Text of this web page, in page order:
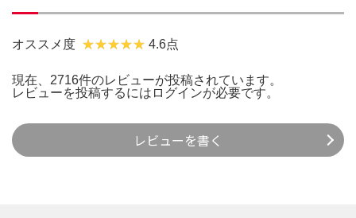
オススメ度 4.6点
現在、2716件のレビューが投稿されています。
レビューを投稿するには ログインが必要です。
レビューを書く